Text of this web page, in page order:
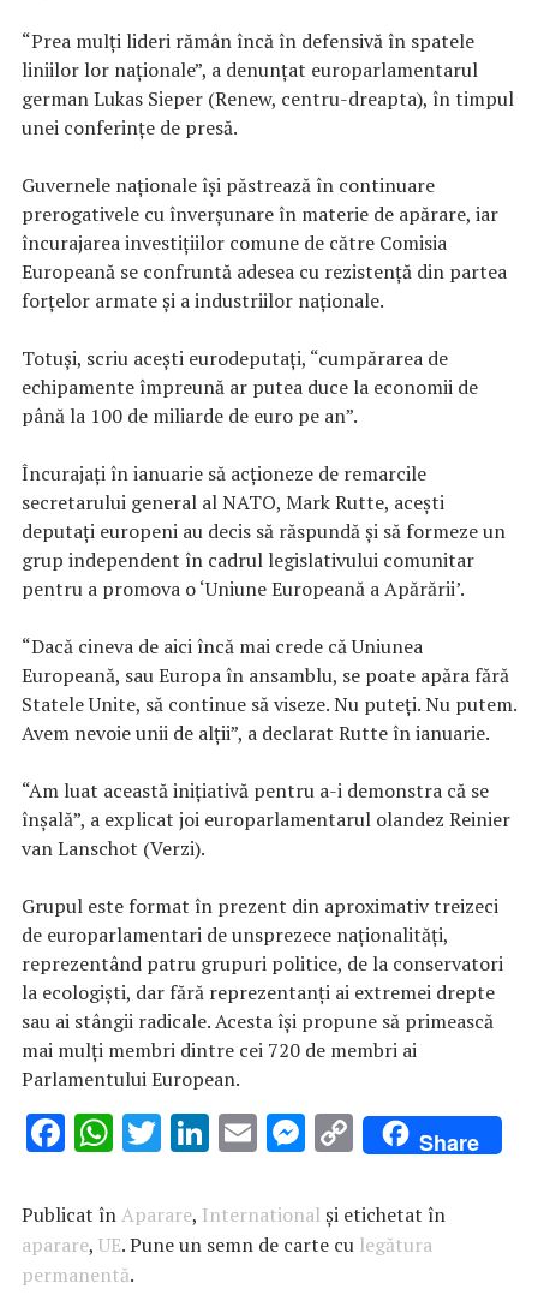
“Prea mulţi lideri rămân încă în defensivă în spatele
liniilor lor naţionale”, a denunţat europarlamentarul
german Lukas Sieper (Renew, centru-dreapta), în timpul
unei conferinţe de presă.
Guvernele naţionale îşi păstrează în continuare
prerogativele cu înverşunare în materie de apărare, iar
încurajarea investiţiilor comune de către Comisia
Europeană se confruntă adesea cu rezistenţă din partea
forţelor armate şi a industriilor naţionale.
Totuşi, scriu aceşti eurodeputaţi, “cumpărarea de
echipamente împreună ar putea duce la economii de
până la 100 de miliarde de euro pe an”.
Încurajaţi în ianuarie să acţioneze de remarcile
secretarului general al NATO, Mark Rutte, aceşti
deputaţi europeni au decis să răspundă şi să formeze un
grup independent în cadrul legislativului comunitar
pentru a promova o ‘Uniune Europeană a Apărării’.
“Dacă cineva de aici încă mai crede că Uniunea
Europeană, sau Europa în ansamblu, se poate apăra fără
Statele Unite, să continue să viseze. Nu puteţi. Nu putem.
Avem nevoie unii de alţii”, a declarat Rutte în ianuarie.
“Am luat această iniţiativă pentru a-i demonstra că se
înşală”, a explicat joi europarlamentarul olandez Reinier
van Lanschot (Verzi).
Grupul este format în prezent din aproximativ treizeci
de europarlamentari de unsprezece naţionalităţi,
reprezentând patru grupuri politice, de la conservatori
la ecologişti, dar fără reprezentanţi ai extremei drepte
sau ai stângii radicale. Acesta îşi propune să primească
mai mulţi membri dintre cei 720 de membri ai
Parlamentului European.
F
e
b
o
W
at
s
A
T
it
te
Li
k
e
E
ai
l
M
se
n
C
o
p
y
Share
Publicat înAparare, International și etichetat în
aparare, UE. Pune un semn de carte cu legătura
permanentă.